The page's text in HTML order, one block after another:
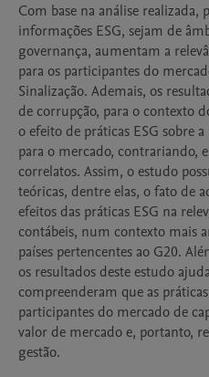
Com base na análise realizada,
informações ESG, sejam de
governança, aumentam a
para os participantes do
Sinalização. Ademais, os
de corrupção, para o contexto
o efeito de práticas ESG sobre
para o mercado, contrariando,
correlatos. Assim, o estudo
teóricas, dentre elas, o fato de
efeitos das práticas ESG na
contábeis, num contexto mais
países pertencentes ao G20.
os resultados deste estudo
compreenderam que as
participantes do mercado de
valor de mercado e, portanto,
gestão.